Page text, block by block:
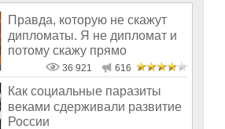
Правда, которую не скажут
дипломаты. Я не дипломат и
потому скажу прямо
36 921 616
Как социальные паразиты
веками сдерживали развитие
России